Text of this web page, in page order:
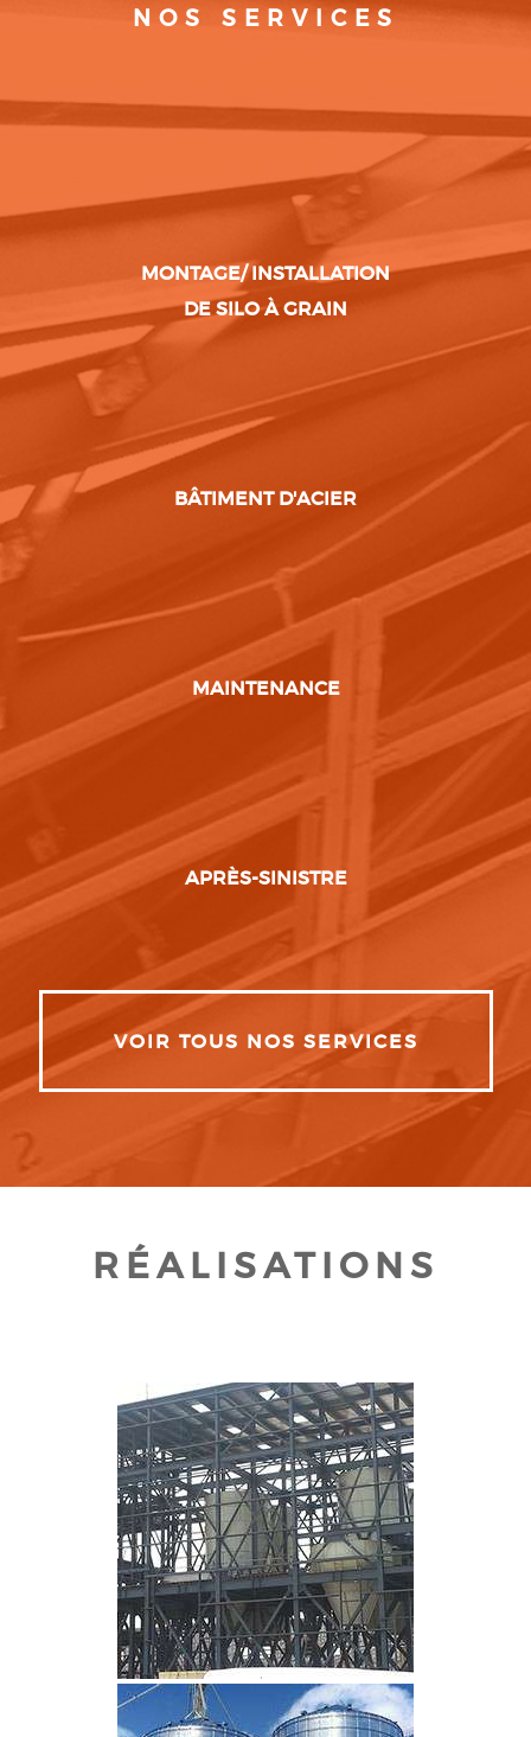
NOS SERVICES
MONTAGE/ INSTALLATION
DE SILO À GRAIN
BÂTIMENT D'ACIER
MAINTENANCE
APRÈS-SINISTRE
VOIR TOUS NOS SERVICES
RÉALISATIONS
CLIQUEZ POUR AGRANDIR